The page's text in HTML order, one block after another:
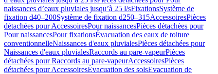
naissances d’eaux pluviales jusqu’à 25 l/sFixationsSystème de
fixation d40–200Système de fixation d250–315AccessoiresPièces
détachées pour AccessoiresPour naissancesPièces détachées pour
Pour naissancesPour fixationsÉvacuation des eaux de toiture
conventionnelleNaissances d'eaux pluvialesPièces détachées pour
Naissances d'eaux pluvialesRaccords au pare-vapeurPièces
détachées pour Raccords au pare-vapeurAccessoiresPièces
détachées pour AccessoiresÉvacuation des solsEvacuation de